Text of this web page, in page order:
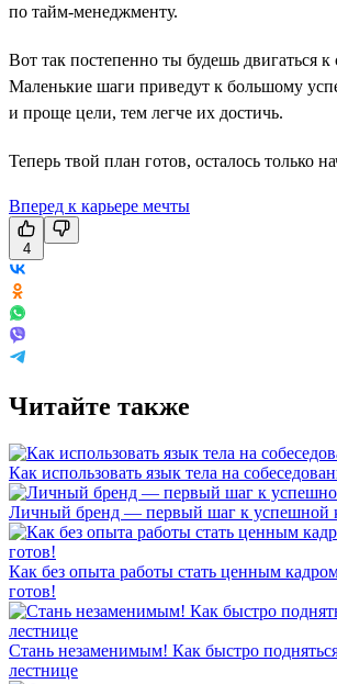
по тайм-менеджменту.
Вот так постепенно ты будешь двигаться к
Маленькие шаги приведут к большому
и проще цели, тем легче их достичь.
Теперь твой план готов, осталось только
Вперед к карьере мечты
4
Читайте также
Как использовать язык тела на
Личный бренд — первый шаг к успешной
Как без опыта работы стать ценным
готов!
Стань незаменимым! Как быстро
лестнице